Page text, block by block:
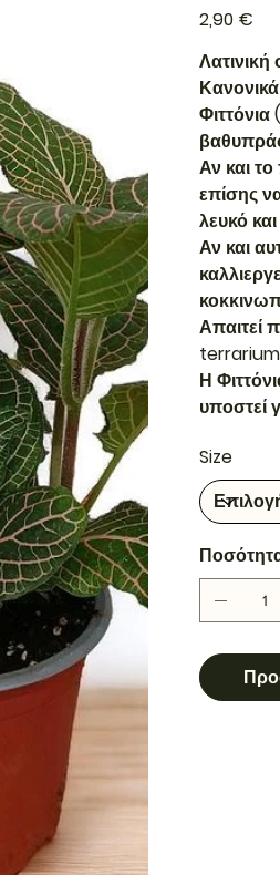
2,90 €
Αν και
επίσης
λευκό
Αν και
Απαιτεί
Η
υποστεί
Size